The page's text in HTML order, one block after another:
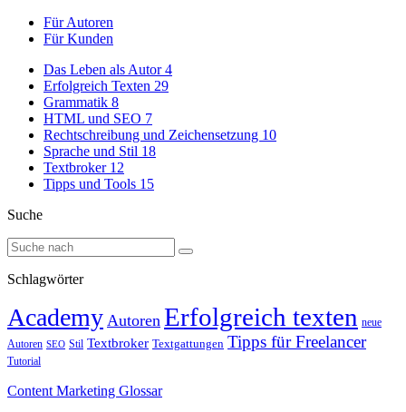
Für Autoren
Für Kunden
Das Leben als Autor4
Erfolgreich Texten 29
Grammatik 8
HTML und SEO 7
Rechtschreibung und Zeichensetzung 10
Sprache und Stil 18
Textbroker 12
Tipps und Tools 15
Suche
Schlagwörter
Academy Autoren Erfolgreich texten neue
Autoren SEO Stil Textbroker Textgattungen Tipps für Freelancer
Tutorial
Content Marketing Glossar